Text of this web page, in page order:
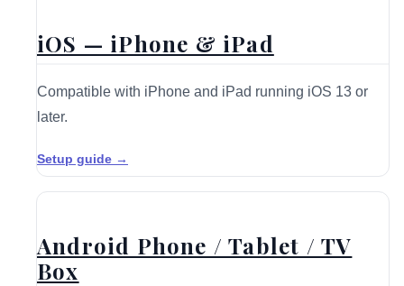
iOS — iPhone & iPad
Compatible with iPhone and iPad running iOS 13 or
later.
Setup guide →
Android Phone / Tablet / TV
Box